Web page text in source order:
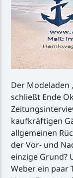
Der Modeladen
schließt Ende
kaufkräftigen
allgemeinen
der Vor- und
einzige Grund?
Weber ein paar